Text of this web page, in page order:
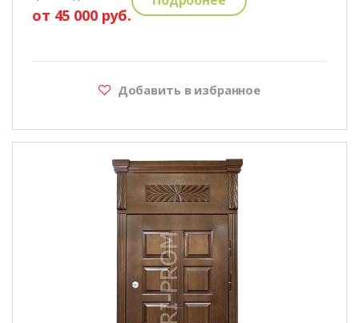
от 45 000 руб.
Добавить в избранное